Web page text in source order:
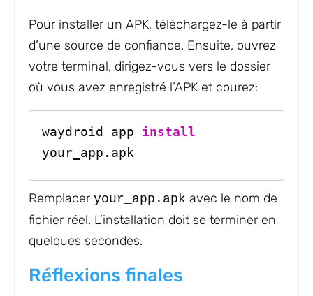
Pour installer un APK, téléchargez-le à partir
d’une source de confiance. Ensuite, ouvrez
votre terminal, dirigez-vous vers le dossier
où vous avez enregistré l’APK et courez:
waydroid app install
your_app.apk
Remplacer your_app.apk avec le nom de
fichier réel. L’installation doit se terminer en
quelques secondes.
Réflexions finales